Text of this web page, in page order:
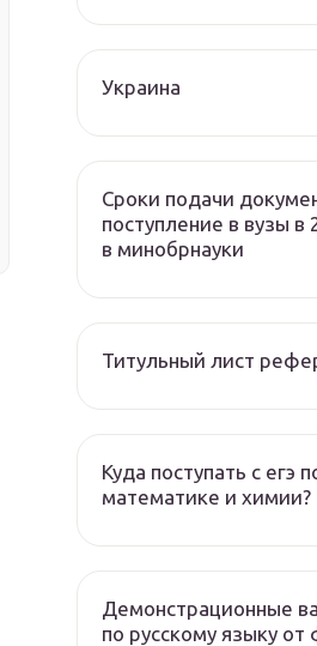
Украина
Сроки подачи
поступление в вузы в
в минобрнауки
Титульный лист
Куда поступать с егэ
математике и химии?
Демонстрационные
по русскому языку